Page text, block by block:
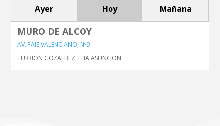
Ayer Hoy Mañana
MURO DE ALCOY
AV. PAIS VALENCIANO, Nº9
TURRION GOZALBEZ, ELIA ASUNCION